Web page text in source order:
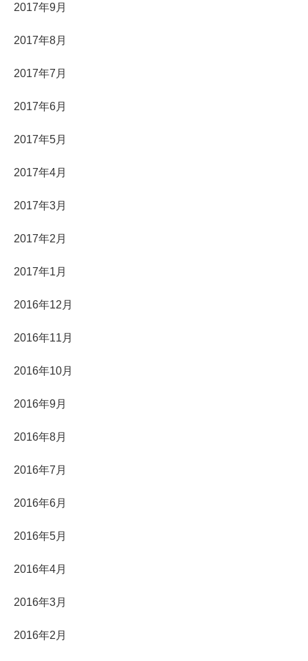
2017年9月
2017年8月
2017年7月
2017年6月
2017年5月
2017年4月
2017年3月
2017年2月
2017年1月
2016年12月
2016年11月
2016年10月
2016年9月
2016年8月
2016年7月
2016年6月
2016年5月
2016年4月
2016年3月
2016年2月